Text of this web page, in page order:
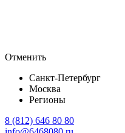
Отменить
Санкт-Петербург
Москва
Регионы
8 (812) 646 80 80